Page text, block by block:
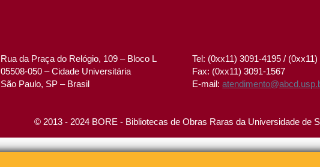
Rua da Praça do Relógio, 109 – Bloco L
05508-050 – Cidade Universitária
São Paulo, SP – Brasil
Tel: (0xx11) 3091-4195 / (0xx11)
Fax: (0xx11) 3091-1567
E-mail:
© 2013 - 2024 BORE - Bibliotecas de Obras Raras da Universidade de